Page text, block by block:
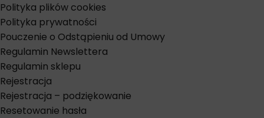
Polityka plików cookies
Polityka prywatności
Pouczenie o Odstąpieniu od Umowy
Regulamin Newslettera
Regulamin sklepu
Rejestracja
Rejestracja – podziękowanie
Resetowanie hasła